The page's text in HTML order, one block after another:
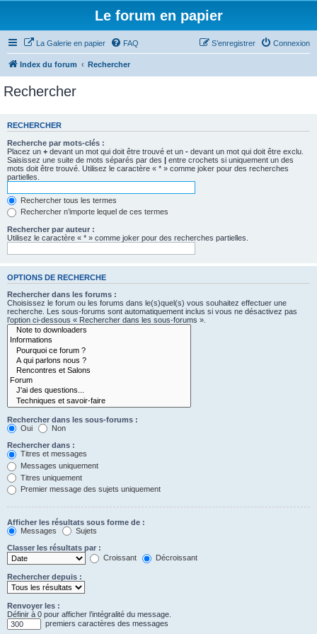
Le forum en papier
La Galerie en papier FAQ Connexion
S’enregistrer
Index du forum Rechercher
Rechercher
RECHERCHER
Recherche par mots-clés :
Placez un + devant un mot qui doit être trouvé et un - devant un mot qui doit être exclu.
Saisissez une suite de mots séparés par des | entre crochets si uniquement un des
mots doit être trouvé. Utilisez le caractère « * » comme joker pour des recherches
partielles.
Rechercher tous les termes
Rechercher n’importe lequel de ces termes
Rechercher par auteur :
Utilisez le caractère « * » comme joker pour des recherches partielles.
OPTIONS DE RECHERCHE
Rechercher dans les forums :
Choisissez le forum ou les forums dans le(s)quel(s) vous souhaitez effectuer une
recherche. Les sous-forums sont automatiquement inclus si vous ne désactivez pas
l’option ci-dessous « Rechercher dans les sous-forums ».
Rechercher dans les sous-forums :
Oui
Non
Rechercher dans :
Titres et messages
Messages uniquement
Titres uniquement
Premier message des sujets uniquement
Afficher les résultats sous forme de :
Messages
Sujets
Classer les résultats par :
Croissant
Décroissant
Rechercher depuis :
Renvoyer les :
Définir à 0 pour afficher l’intégralité du message.
premiers caractères des messages